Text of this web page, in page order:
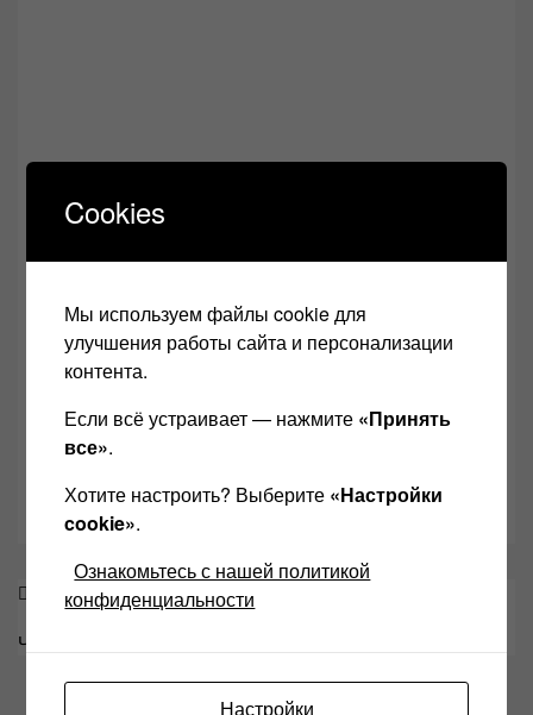
Романтика 15У-120С ,
Романтика 50У-220С
Усилитель Романтика
Навигация
записям
Про успешное Российское кино замолвлю слово
Что такое ЦАП?
Cookies
Мы используем файлы cookie для
улучшения работы сайта и персонализации
контента.
Если всё устраивает — нажмите «Принять
все».
Хотите настроить? Выберите «Настройки
cookie».
Ознакомьтесь с нашей политикой
конфиденциальности
Настройки